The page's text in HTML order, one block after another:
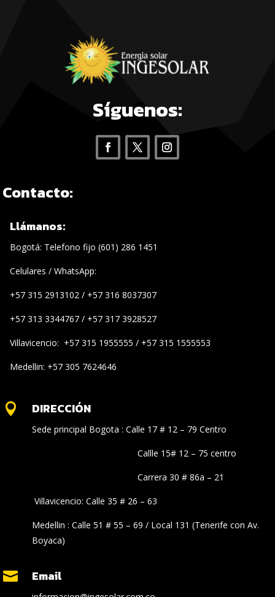
Síguenos:
Contacto:
Llámanos:
Bogotá: Telefono fijo (601) 286 1451
Celulares / WhatsApp:
+57 315 2913102 / +57 316 8037307
+57 313 3344767 / +57 317 3928527
Villavicencio: +57 315 1955555 / +57 315 1555553
Medellin: +57 305 7624646
 DIRECCIÓN
Sede principal Bogota : Calle 17 # 12 – 79 Centro
Callle 15# 12 – 75 centro
Carrera 30 # 86a – 21
Villavicencio: Calle 35 # 26 – 63
Medellin : Calle 51 # 55 – 69 / Local 131 (Tenerife con Av.
Boyaca)
 Email